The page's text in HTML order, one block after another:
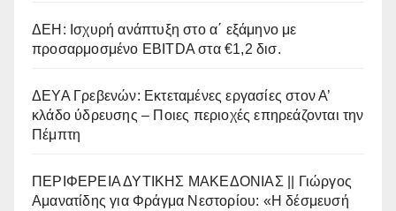
ΔΕΗ: Ισχυρή ανάπτυξη στο α΄ εξάμηνο με
προσαρμοσμένο EBITDA στα €1,2 δισ.
ΔΕΥΑ Γρεβενών: Εκτεταμένες εργασίες στον Α’
κλάδο ύδρευσης – Ποιες περιοχές επηρεάζονται την
Πέμπτη
ΠΕΡΙΦΕΡΕΙΑ ΔΥΤΙΚΗΣ ΜΑΚΕΔΟΝΙΑΣ || Γιώργος
Αμανατίδης για Φράγμα Νεστορίου: «Η δέσμευσή